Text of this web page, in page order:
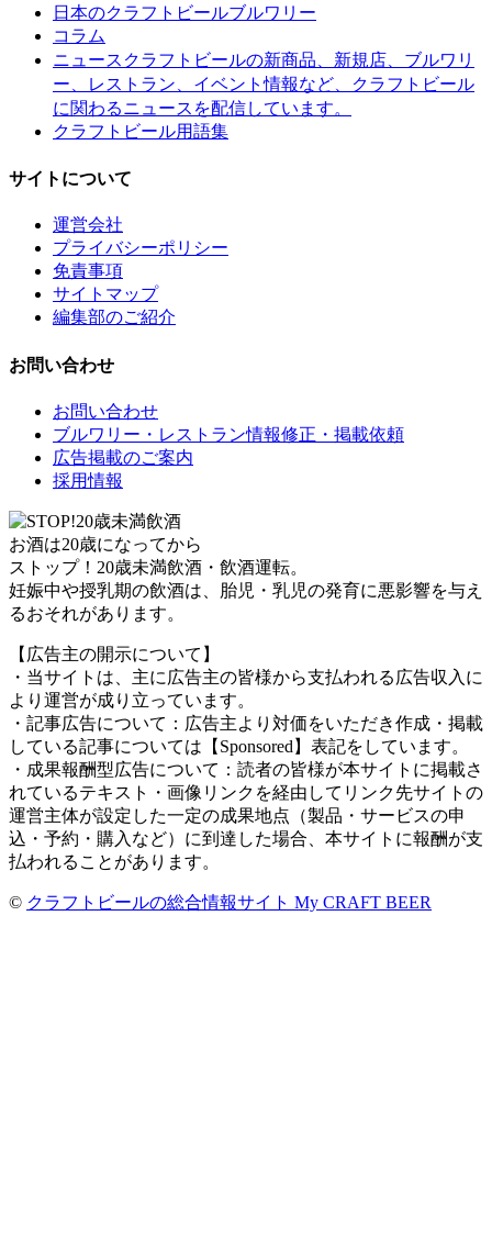
日本のクラフトビールブルワリー
コラム
ニュース クラフトビールの新商品、新規店、ブルワリ
ー、レストラン、イベント情報など、クラフトビール
に関わるニュースを配信しています。
クラフトビール用語集
サイトについて
運営会社
プライバシーポリシー
免責事項
サイトマップ
編集部のご紹介
お問い合わせ
お問い合わせ
ブルワリー・レストラン情報修正・掲載依頼
広告掲載のご案内
採用情報
お酒は20歳になってから
ストップ！20歳未満飲酒・飲酒運転。
妊娠中や授乳期の飲酒は、胎児・乳児の発育に悪影響を与え
るおそれがあります。
【広告主の開示について】
・当サイトは、主に広告主の皆様から支払われる広告収入に
より運営が成り立っています。
・記事広告について：広告主より対価をいただき作成・掲載
している記事については【Sponsored】表記をしています。
・成果報酬型広告について：読者の皆様が本サイトに掲載さ
れているテキスト・画像リンクを経由してリンク先サイトの
運営主体が設定した一定の成果地点（製品・サービスの申
込・予約・購入など）に到達した場合、本サイトに報酬が支
払われることがあります。
© クラフトビールの総合情報サイト My CRAFT BEER